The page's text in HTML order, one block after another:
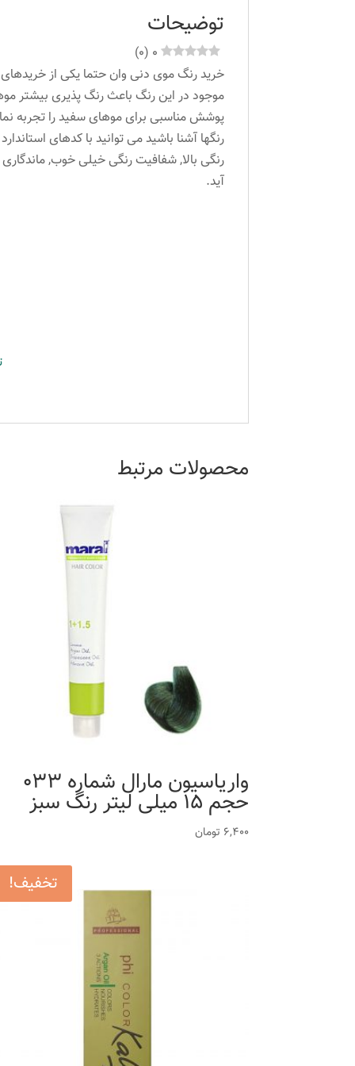
توضیحات
0
(
0
)
خرید رنگ موی دنی وان حتما یکی از
موجود در این رنگ باعث رنگ پذیری بیشتر
پوشش مناسبی برای موهای سفید را تجربه
رنگها آشنا باشید می توانید با کدهای
رنگی بالا, شفافیت رنگی خیلی خوب,
آید.
محصولات مرتبط
واریاسیون مارال شماره 033
حجم 15 میلی لیتر رنگ سبز
6,400 تومان
تخفیف!